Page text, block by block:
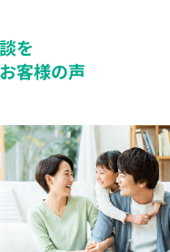
を
お客様の声